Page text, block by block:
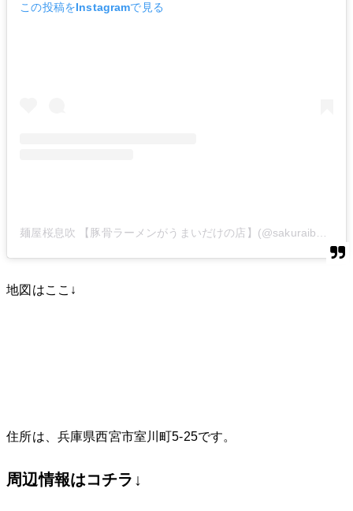
この投稿をInstagramで見る
地図はここ↓
住所は、兵庫県西宮市室川町5-25です。
周辺情報はコチラ↓